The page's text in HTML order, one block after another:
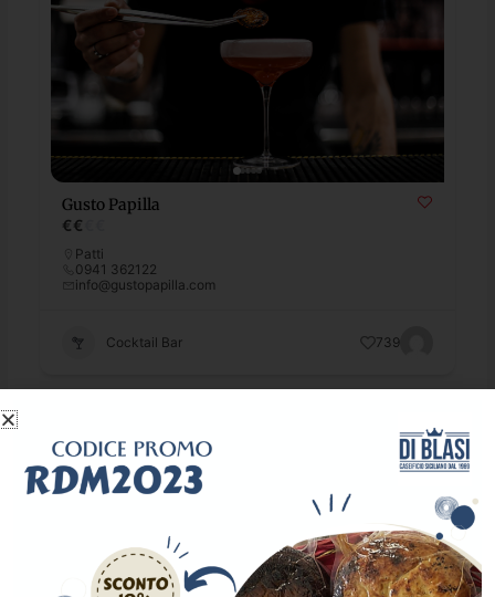
Gusto Papilla
€€
Patti
0941 362122
info@gustopapilla.com
Cocktail Bar 739
Popular